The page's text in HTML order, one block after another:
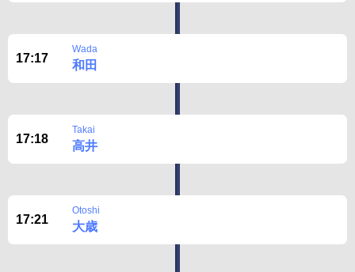
17:17
Wada
和田
17:18
Takai
高井
17:21
Otoshi
大歳